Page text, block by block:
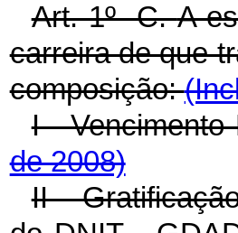
Art. 1º -C.A
carreira de que
composição:
I -
de 2008)
II -